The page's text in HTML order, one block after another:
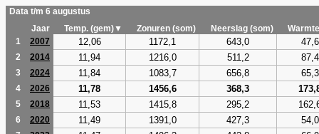
Data t/m 6 augustus
Jaar
Temp. (gem)▼ Zonuren (som) Neerslag (som)
1
2007 12,06 1172,1 643,0 47,6
2 2014 11,94 1216,0 511,2 87,4
3 2024 11,84 1083,7 656,8 65,3
4 2026 11,78 1456,6 368,3
5 2018 11,53 1415,8 295,2
6 2020 11,49 1391,0 427,3 54,0